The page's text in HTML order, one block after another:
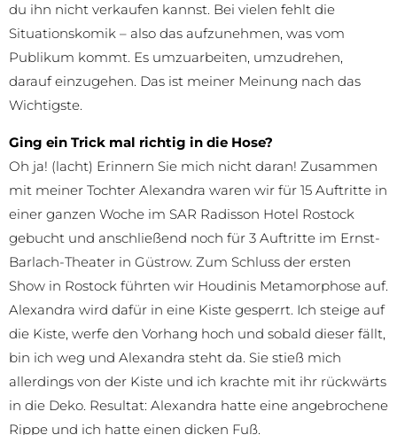
du ihn nicht verkaufen kannst. Bei vielen fehlt die
Situationskomik – also das aufzunehmen, was vom
Publikum kommt. Es umzuarbeiten, umzudrehen,
darauf einzugehen. Das ist meiner Meinung nach das
Wichtigste.
Ging ein Trick mal richtig in die Hose?
Oh ja! (lacht) Erinnern Sie mich nicht daran! Zusammen
mit meiner Tochter Alexandra waren wir für 15 Auftritte in
einer ganzen Woche im SAR Radisson Hotel Rostock
gebucht und anschließend noch für 3 Auftritte im Ernst-
Barlach-Theater in Güstrow. Zum Schluss der ersten
Show in Rostock führten wir Houdinis Metamorphose auf.
Alexandra wird dafür in eine Kiste gesperrt. Ich steige auf
die Kiste, werfe den Vorhang hoch und sobald dieser fällt,
bin ich weg und Alexandra steht da. Sie stieß mich
allerdings von der Kiste und ich krachte mit ihr rückwärts
in die Deko. Resultat: Alexandra hatte eine angebrochene
Rippe und ich hatte einen dicken Fuß.